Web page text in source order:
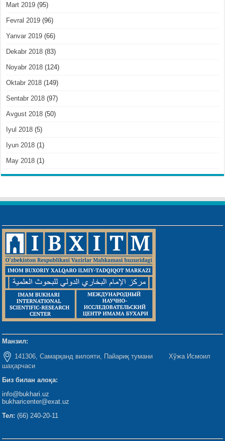
Mart 2019 (95)
Fevral 2019 (96)
Yanvar 2019 (66)
Dekabr 2018 (83)
Noyabr 2018 (124)
Oktabr 2018 (149)
Sentabr 2018 (97)
Avgust 2018 (50)
Iyul 2018 (5)
Iyun 2018 (1)
May 2018 (1)
Манзил:
141306, Самарқанд вилояти, Пайариқ тумани Хўжа Исмоил
шаҳарчаси
Биз билан алоқа:
info@bukhari.uz
bukharicenter@exat.uz
Тел: (66) 240-20-11